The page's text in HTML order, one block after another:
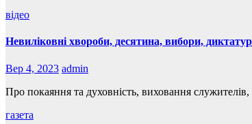
відео
Невиліковні хвороби, десятина, вибори,
Вер 4, 2023 admin
Про покаяння та духовність, виховання
газета